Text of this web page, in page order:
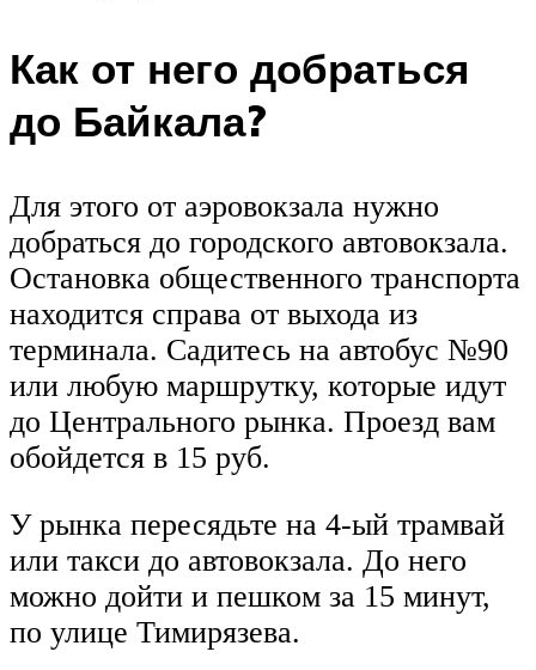
Как от него добраться
до Байкала?
Для этого от аэровокзала нужно
добраться до городского автовокзала.
Остановка общественного транспорта
находится справа от выхода из
терминала. Садитесь на автобус №90
или любую маршрутку, которые идут
до Центрального рынка. Проезд вам
обойдется в 15 руб.
У рынка пересядьте на 4-ый трамвай
или такси до автовокзала. До него
можно дойти и пешком за 15 минут,
по улице Тимирязева.